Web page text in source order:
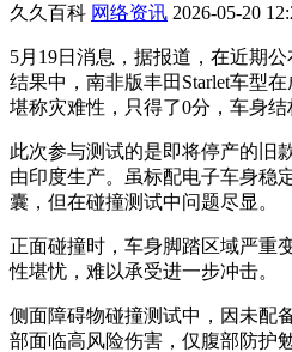
久久百科 网络资讯 2026-05-20
5月19日消息，据报道，在近期
结果中，南非版丰田Starlet车型
堪称灾难性，只得了0分，车身结
此次参与测试的是即将停产的旧
由印度生产。虽标配电子车身稳
囊，但在碰撞测试中问题尽显。
正面碰撞时，车身脚踏区域严重
性堪忧，难以承受进一步冲击。
侧面障碍物碰撞测试中，因未配
部面临高风险伤害，仅腹部防护